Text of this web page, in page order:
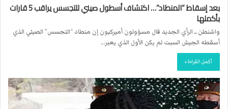
بعد إسقاط “المنطاد”… اكتشاف أسطول صيني للتجسس يراقب 5 قارات
بأكملها
واشنطن ــ الرأي الجديد قال مسؤولون أميركيون إن منطاد “التجسس” الصيني الذي
أسقطه الجيش السبت لم يكن الأول الذي يعبر…
أكمل القراءة »